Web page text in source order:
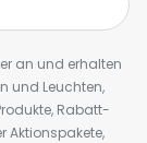
an und erhalten
und Leuchten,
Rabatt-
Aktionspakete,